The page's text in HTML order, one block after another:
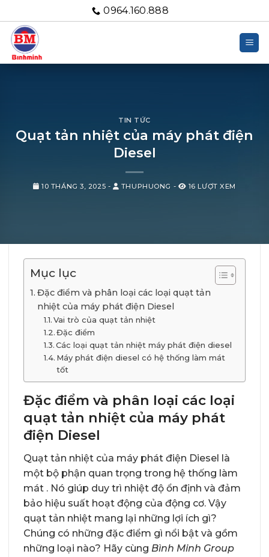
qua
nội
dung
0964.160.888
TIN TỨC
Quạt tản nhiệt của máy phát điện
Diesel
10 THÁNG 3, 2025 - THUPHUONG - 16 LƯỢT XEM
Mục lục
Đặc điểm và phân loại các loại quạt tản
nhiệt của máy phát điện Diesel
Vai trò của quạt tản nhiệt
Đặc điểm
Các loại quạt tản nhiệt máy phát điện diesel
Máy phát điện diesel có hệ thống làm mát
tốt
Đặc điểm và phân loại các loại
quạt tản nhiệt của máy phát
điện Diesel
Quạt tản nhiệt của máy phát điện Diesel là
một bộ phận quan trọng trong hệ thống làm
mát . Nó giúp duy trì nhiệt độ ổn định và đảm
bảo hiệu suất hoạt động của động cơ. Vậy
quạt tản nhiệt mang lại những lợi ích gì?
Chúng có những đặc điểm gì nổi bật và gồm
những loại nào? Hãy cùng Bình Minh Group